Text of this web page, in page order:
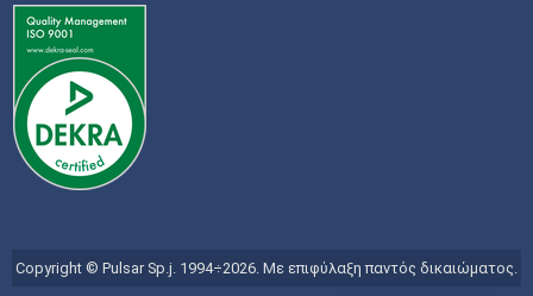
Copyright © Pulsar Sp.j. 1994÷2026. Με επιφύλαξη παντός δικαιώματος.